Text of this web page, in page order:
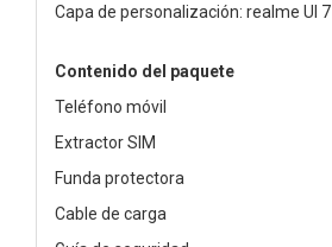
Capa de personalización: realme UI 7
Contenido del paquete
Teléfono móvil
Extractor SIM
Funda protectora
Cable de carga